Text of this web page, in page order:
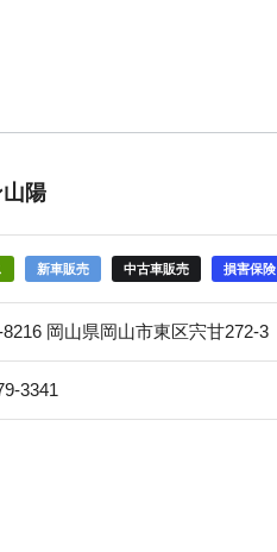
陽
新車販売 中古車販売 損害保険
8216 岡山県岡山市東区宍甘272-3
3341